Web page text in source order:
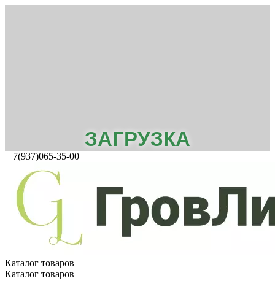
ЗАГРУЗКА
+7(937)065-35-00
Каталог товаров
Каталог товаров